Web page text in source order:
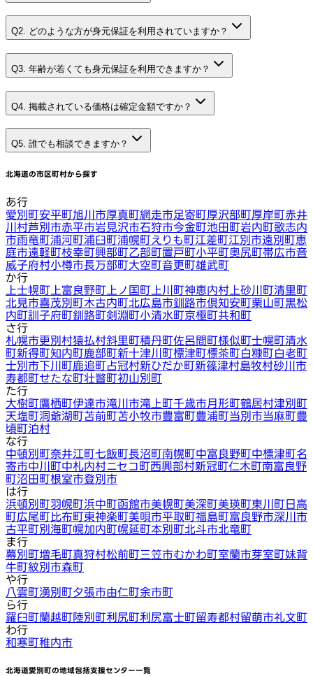
Q2. どのような方が身元保証を利用されていますか？
Q3. 年齢が若くても身元保証を利用できますか？
Q4. 掲載されている価格は確定金額ですか？
Q5. 誰でも相談できますか？
北海道の市区町村から探す
あ行
愛別町安平町旭川市厚真町網走市足寄町厚沢部町厚岸町赤井
川村芦別市赤平市岩見沢市石狩市今金町池田町岩内町歌志内
市雨竜町浦河町浦臼町浦幌町えりも町江差町江別市遠別町恵
庭市遠軽町枝幸町興部町乙部町置戸町小平町奥尻町帯広市音
威子府村小樽市長万部町大空町音更町雄武町
か行
上士幌町 上富良野町 上ノ国町 上川町神恵内村 上砂川町清里町
北見市喜茂別町木古内町北広島市釧路市倶知安町栗山町黒松
内町訓子府町釧路町剣淵町小清水町京極町共和町
さ行
札幌市更別村猿払村斜里町積丹町佐呂間町様似町士幌町清水
町新得町知内町鹿部町新十津川町標津町標茶町白糠町白老町
士別市下川町鹿追町占冠村新ひだか町新篠津村島牧村砂川市
寿都町せたな町壮瞥町初山別町
た行
大樹町鷹栖町伊達市滝川市滝上町千歳市月形町鶴居村津別町
天塩町洞爺湖町苫前町苫小牧市豊富町豊浦町当別市当麻町豊
頃町泊村
な行
中頓別町奈井江町七飯町長沼町南幌町中富良野町中標津町名
寄市中川町中札内村ニセコ町西興部村新冠町仁木町南富良野
町沼田町根室市登別市
は行
浜頓別町羽幌町浜中町函館市美幌町美深町美瑛町東川町日高
町広尾町比布町東神楽町美唄市平取町福島町富良野市深川市
古平町別海町幌加内町幌延町本別町北斗市北竜町
ま行
幕別町増毛町真狩村松前町三笠市むかわ町室蘭市芽室町妹背
牛町紋別市森町
や行
八雲町湧別町夕張市由仁町余市町
ら行
羅臼町蘭越町陸別町利尻町利尻富士町留寿都村留萌市礼文町
わ行
和寒町稚内市
北海道愛別町の地域包括支援センター一覧